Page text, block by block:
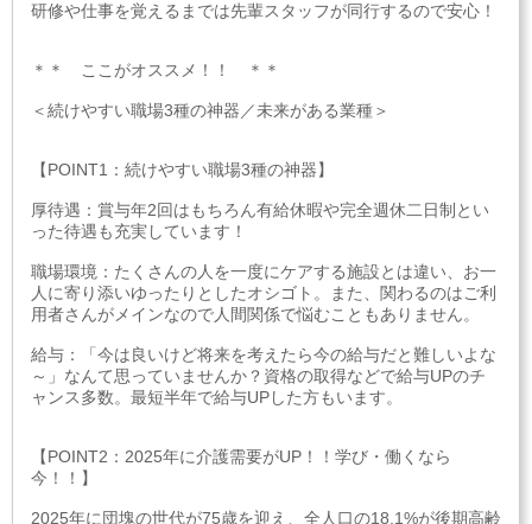
研修や仕事を覚えるまでは先輩スタッフが同行するので安心！
＊＊ ここがオススメ！！ ＊＊
＜続けやすい職場3種の神器／未来がある業種＞
【POINT1：続けやすい職場3種の神器】
厚待遇：賞与年2回はもちろん有給休暇や完全週休二日制とい
った待遇も充実しています！
職場環境：たくさんの人を一度にケアする施設とは違い、お一
人に寄り添いゆったりとしたオシゴト。また、関わるのはご利
用者さんがメインなので人間関係で悩むこともありません。
給与：「今は良いけど将来を考えたら今の給与だと難しいよな
～」なんて思っていませんか？資格の取得などで給与UPのチ
ャンス多数。最短半年で給与UPした方もいます。
【POINT2：2025年に介護需要がUP！！学び・働くなら
今！！】
2025年に団塊の世代が75歳を迎え、全人口の18.1%が後期高齢